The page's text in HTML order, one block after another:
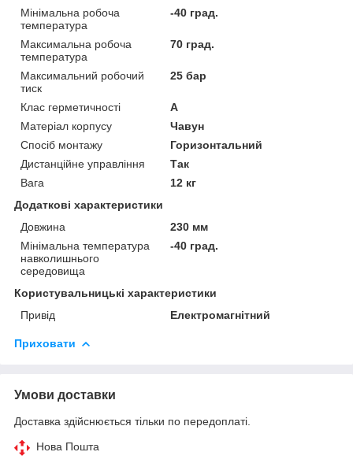
Мінімальна робоча
температура
-40 град.
Максимальна робоча
температура
70 град.
Максимальний робочий
тиск
25 бар
Клас герметичності
А
Матеріал корпусу
Чавун
Спосіб монтажу
Горизонтальний
Дистанційне управління
Так
Вага
12 кг
Додаткові характеристики
Довжина
230 мм
Мінімальна температура
навколишнього
середовища
-40 град.
Користувальницькі характеристики
Привід
Електромагнітний
Приховати
Умови доставки
Доставка здійснюється тільки по передоплаті.
Нова Пошта